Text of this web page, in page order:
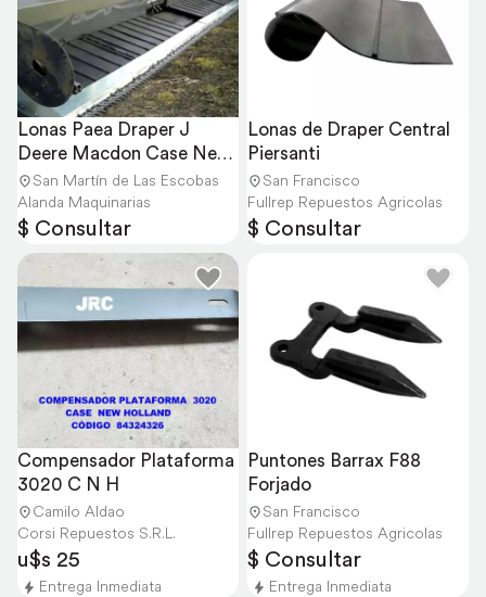
Lonas Paea Draper J
Deere Macdon Case New
Holland Origen USA
San Martín de Las Escobas
Alanda Maquinarias
$ Consultar
Lonas de Draper Central
Piersanti
San Francisco
Fullrep Repuestos Agricolas
$ Consultar
Compensador Plataforma
3020 C N H
Camilo Aldao
Corsi Repuestos S.R.L.
u$s 25
Entrega Inmediata
Puntones Barrax F88
Forjado
San Francisco
Fullrep Repuestos Agricolas
$ Consultar
Entrega Inmediata